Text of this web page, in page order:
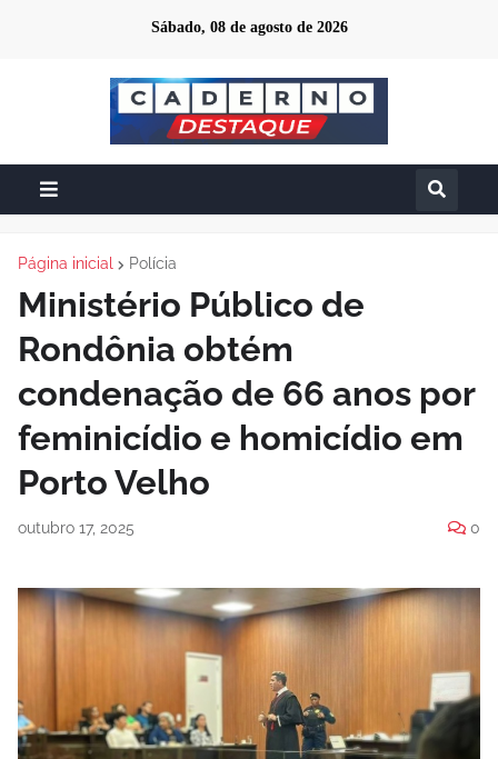
Sábado, 08 de agosto de 2026
Página inicial Polícia
Ministério Público de
Rondônia obtém
condenação de 66 anos por
feminicídio e homicídio em
Porto Velho
outubro 17, 2025 0